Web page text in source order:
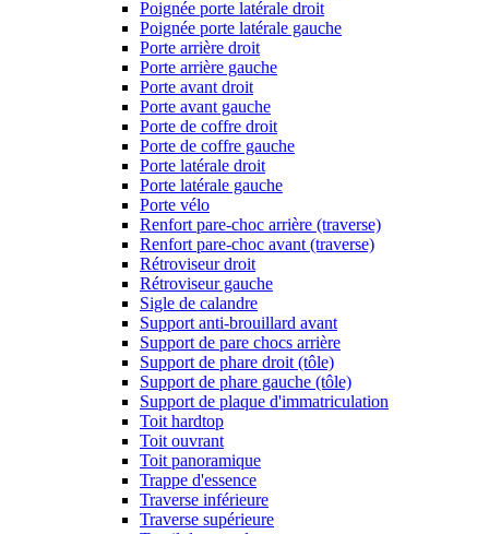
Poignée porte latérale droit
Poignée porte latérale gauche
Porte arrière droit
Porte arrière gauche
Porte avant droit
Porte avant gauche
Porte de coffre droit
Porte de coffre gauche
Porte latérale droit
Porte latérale gauche
Porte vélo
Renfort pare-choc arrière (traverse)
Renfort pare-choc avant (traverse)
Rétroviseur droit
Rétroviseur gauche
Sigle de calandre
Support anti-brouillard avant
Support de pare chocs arrière
Support de phare droit (tôle)
Support de phare gauche (tôle)
Support de plaque d'immatriculation
Toit hardtop
Toit ouvrant
Toit panoramique
Trappe d'essence
Traverse inférieure
Traverse supérieure